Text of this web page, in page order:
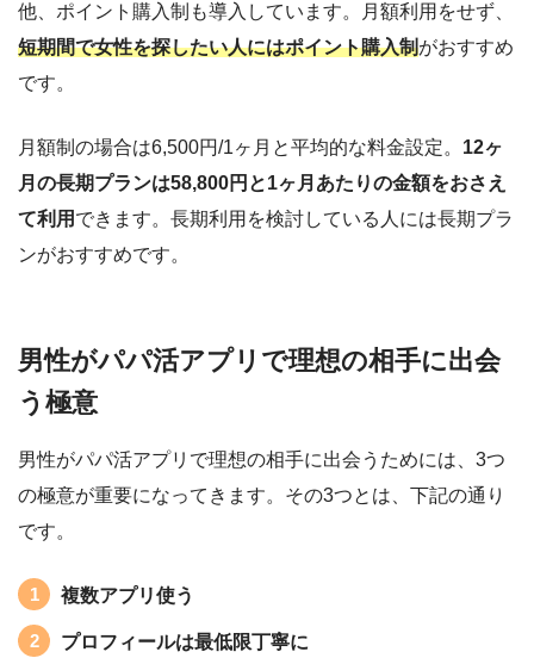
他、ポイント購入制も導入しています。月額利用をせず、
短期間で女性を探したい人にはポイント購入制がおすすめ
です。
月額制の場合は6,500円/1ヶ月と平均的な料金設定。 12ヶ
月の長期プランは58,800円と1ヶ月あたりの金額をおさえ
て利用 できます。長期利用を検討している人には長期プラ
ンがおすすめです。
男性がパパ活アプリで理想の相手に出会
う極意
男性がパパ活アプリで理想の相手に出会うためには、3つ
の極意が重要になってきます。その3つとは、下記の通り
です。
複数アプリ使う
プロフィールは最低限丁寧に